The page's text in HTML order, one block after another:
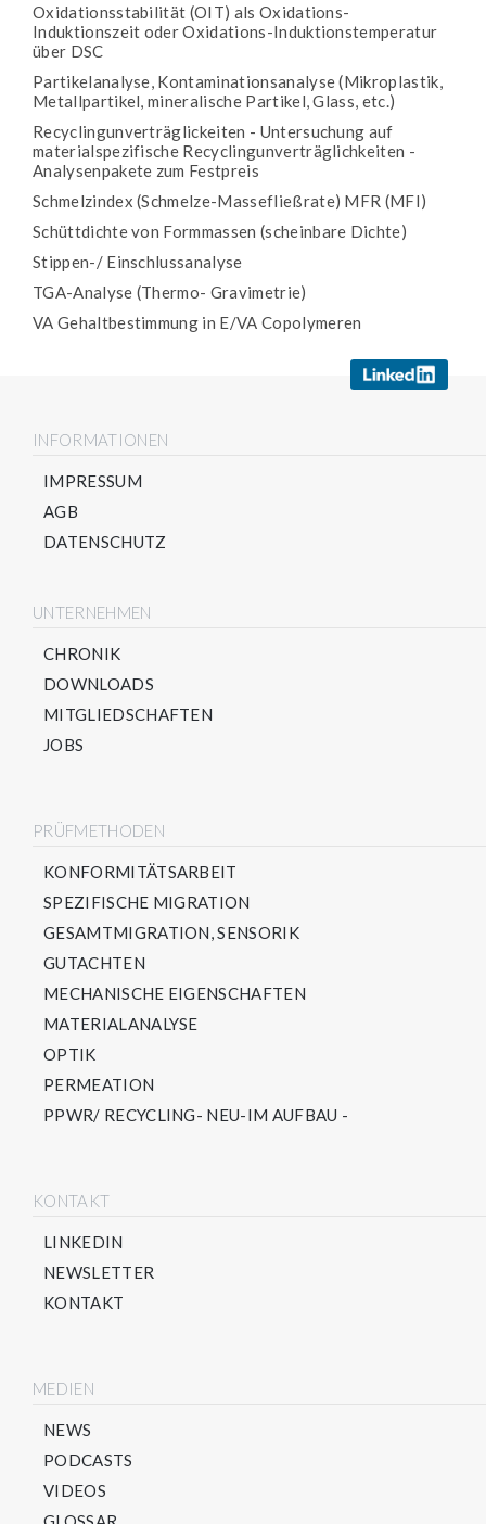
Oxidationsstabilität (OIT) als Oxidations-
Induktionszeit oder Oxidations-Induktionstemperatur
über DSC
Partikelanalyse, Kontaminationsanalyse (Mikroplastik,
Metallpartikel, mineralische Partikel, Glass, etc.)
Recyclingunverträglickeiten - Untersuchung auf
materialspezifische Recyclingunverträglichkeiten -
Analysenpakete zum Festpreis
Schmelzindex (Schmelze-Massefließrate) MFR (MFI)
Schüttdichte von Formmassen (scheinbare Dichte)
Stippen-/ Einschlussanalyse
TGA-Analyse (Thermo- Gravimetrie)
VA Gehaltbestimmung in E/VA Copolymeren
INFORMATIONEN
IMPRESSUM
AGB
DATENSCHUTZ
UNTERNEHMEN
CHRONIK
DOWNLOADS
MITGLIEDSCHAFTEN
JOBS
PRÜFMETHODEN
KONFORMITÄTSARBEIT
SPEZIFISCHE MIGRATION
GESAMTMIGRATION, SENSORIK
GUTACHTEN
MECHANISCHE EIGENSCHAFTEN
MATERIALANALYSE
OPTIK
PERMEATION
PPWR/ RECYCLING- NEU-IM AUFBAU -
KONTAKT
LINKEDIN
NEWSLETTER
KONTAKT
MEDIEN
NEWS
PODCASTS
VIDEOS